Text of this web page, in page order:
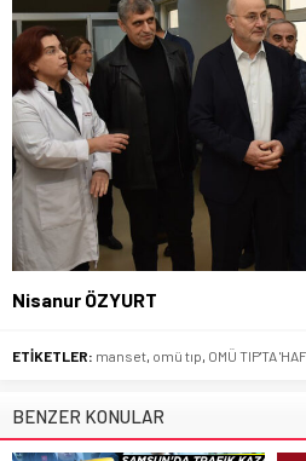
Nisanur ÖZYURT
ETİKETLER: manset, omü tıp, OMÜ TIP'TA
BENZER KONULAR